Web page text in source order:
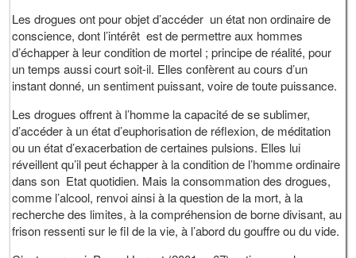
Les drogues ont pour objet d’accéder un état non ordinaire de
conscience, dont l’intérêt est de permettre aux hommes
d’échapper à leur condition de mortel ; principe de réalité, pour
un temps aussi court soit-il. Elles confèrent au cours d’un
instant donné, un sentiment puissant, voire de toute puissance.
Les drogues offrent à l’homme la capacité de se sublimer,
d’accéder à un état d’euphorisation de réflexion, de méditation
ou un état d’exacerbation de certaines pulsions. Elles lui
réveillent qu’il peut échapper à la condition de l’homme ordinaire
dans son Etat quotidien. Mais la consommation des drogues,
comme l’alcool, renvoi ainsi à la question de la mort, à la
recherche des limites, à la compréhension de borne divisant, au
frison ressenti sur le fil de la vie, à l’abord du gouffre ou du vide.